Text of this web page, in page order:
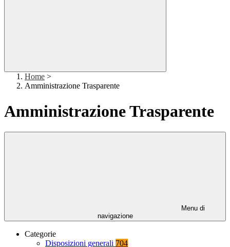
Home >
Amministrazione Trasparente
Amministrazione Trasparente
Menu di
navigazione
Categorie
Disposizioni generali 704